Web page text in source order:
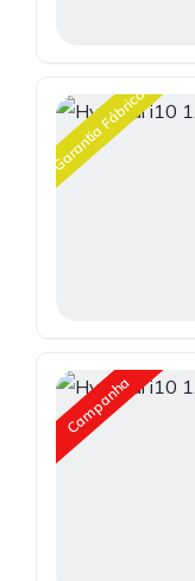
Garantia Fábrica
Campanha